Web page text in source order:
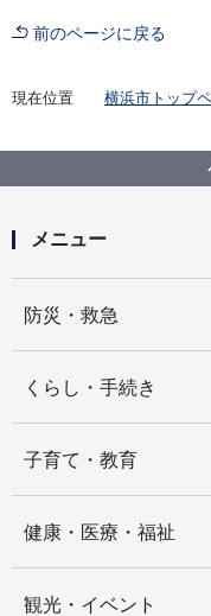
前のページに戻る
現在位置 横浜市トップ
【契約結果公
市子ども・子
メニュー
防災・救急
くらし・手続き
子育て・教育
健康・医療・福祉
観光・イベント